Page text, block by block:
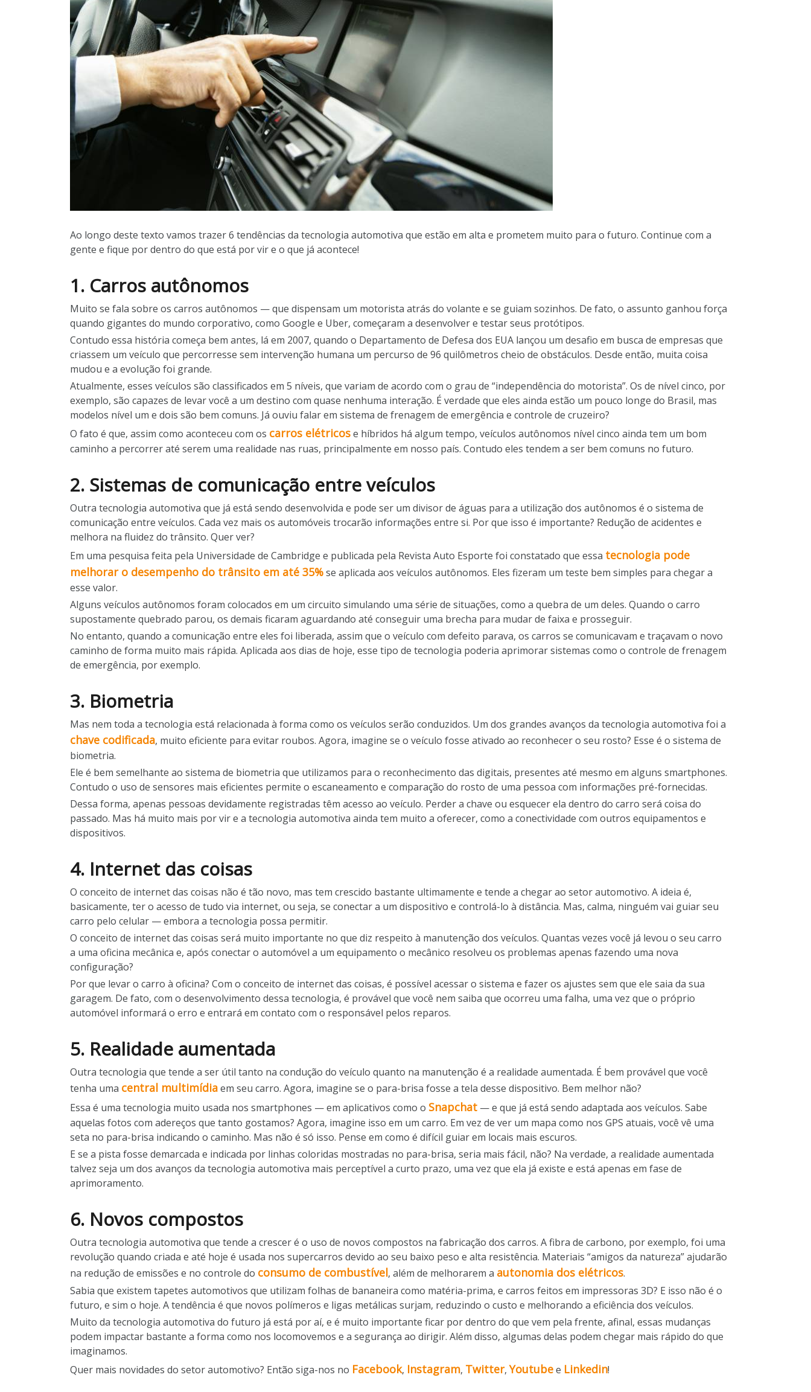
Ao longo deste texto vamos trazer 6 tendências da tecnologia automotiva que estão em alta e prometem muito para o futuro. Continue com a
gente e fique por dentro do que está por vir e o que já acontece!
1. Carros autônomos
Muito se fala sobre os carros autônomos — que dispensam um motorista atrás do volante e se guiam sozinhos. De fato, o assunto ganhou força
quando gigantes do mundo corporativo, como Google e Uber, começaram a desenvolver e testar seus protótipos.
Contudo essa história começa bem antes, lá em 2007, quando o Departamento de Defesa dos EUA lançou um desafio em busca de empresas que
criassem um veículo que percorresse sem intervenção humana um percurso de 96 quilômetros cheio de obstáculos. Desde então, muita coisa
mudou e a evolução foi grande.
Atualmente, esses veículos são classificados em 5 níveis, que variam de acordo com o grau de “independência do motorista”. Os de nível cinco, por
exemplo, são capazes de levar você a um destino com quase nenhuma interação. É verdade que eles ainda estão um pouco longe do Brasil, mas
modelos nível um e dois são bem comuns. Já ouviu falar em sistema de frenagem de emergência e controle de cruzeiro?
O fato é que, assim como aconteceu com os carros elétricose híbridos há algum tempo, veículos autônomos nível cinco ainda tem um bom
caminho a percorrer até serem uma realidade nas ruas, principalmente em nosso país. Contudo eles tendem a ser bem comuns no futuro.
2. Sistemas de comunicação entre veículos
Outra tecnologia automotiva que já está sendo desenvolvida e pode ser um divisor de águas para a utilização dos autônomos é o sistema de
comunicação entre veículos. Cada vez mais os automóveis trocarão informações entre si. Por que isso é importante? Redução de acidentes e
melhora na fluidez do trânsito. Quer ver?
Em uma pesquisa feita pela Universidade de Cambridge e publicada pela Revista Auto Esporte foi constatado que essa tecnologia pode
melhorar o desempenho do trânsito em até 35%se aplicada aos veículos autônomos. Eles fizeram um teste bem simples para chegar a
esse valor.
Alguns veículos autônomos foram colocados em um circuito simulando uma série de situações, como a quebra de um deles. Quando o carro
supostamente quebrado parou, os demais ficaram aguardando até conseguir uma brecha para mudar de faixa e prosseguir.
No entanto, quando a comunicação entre eles foi liberada, assim que o veículo com defeito parava, os carros se comunicavam e traçavam o novo
caminho de forma muito mais rápida. Aplicada aos dias de hoje, esse tipo de tecnologia poderia aprimorar sistemas como o controle de frenagem
de emergência, por exemplo.
3. Biometria
Mas nem toda a tecnologia está relacionada à forma como os veículos serão conduzidos. Um dos grandes avanços da tecnologia automotiva foi a
chave codificada, muito eficiente para evitar roubos. Agora, imagine se o veículo fosse ativado ao reconhecer o seu rosto? Esse é o sistema de
biometria.
Ele é bem semelhante ao sistema de biometria que utilizamos para o reconhecimento das digitais, presentes até mesmo em alguns smartphones.
Contudo o uso de sensores mais eficientes permite o escaneamento e comparação do rosto de uma pessoa com informações pré-fornecidas.
Dessa forma, apenas pessoas devidamente registradas têm acesso ao veículo. Perder a chave ou esquecer ela dentro do carro será coisa do
passado. Mas há muito mais por vir e a tecnologia automotiva ainda tem muito a oferecer, como a conectividade com outros equipamentos e
dispositivos.
4. Internet das coisas
O conceito de internet das coisas não é tão novo, mas tem crescido bastante ultimamente e tende a chegar ao setor automotivo. A ideia é,
basicamente, ter o acesso de tudo via internet, ou seja, se conectar a um dispositivo e controlá-lo à distância. Mas, calma, ninguém vai guiar seu
carro pelo celular — embora a tecnologia possa permitir.
O conceito de internet das coisas será muito importante no que diz respeito à manutenção dos veículos. Quantas vezes você já levou o seu carro
a uma oficina mecânica e, após conectar o automóvel a um equipamento o mecânico resolveu os problemas apenas fazendo uma nova
configuração?
Por que levar o carro à oficina? Com o conceito de internet das coisas, é possível acessar o sistema e fazer os ajustes sem que ele saia da sua
garagem. De fato, com o desenvolvimento dessa tecnologia, é provável que você nem saiba que ocorreu uma falha, uma vez que o próprio
automóvel informará o erro e entrará em contato com o responsável pelos reparos.
5. Realidade aumentada
Outra tecnologia que tende a ser útil tanto na condução do veículo quanto na manutenção é a realidade aumentada. É bem provável que você
tenha uma central multimídiaem seu carro. Agora, imagine se o para-brisa fosse a tela desse dispositivo. Bem melhor não?
Essa é uma tecnologia muito usada nos smartphones — em aplicativos como o Snapchat — e que já está sendo adaptada aos veículos. Sabe
aquelas fotos com adereços que tanto gostamos? Agora, imagine isso em um carro. Em vez de ver um mapa como nos GPS atuais, você vê uma
seta no para-brisa indicando o caminho. Mas não é só isso. Pense em como é difícil guiar em locais mais escuros.
E se a pista fosse demarcada e indicada por linhas coloridas mostradas no para-brisa, seria mais fácil, não? Na verdade, a realidade aumentada
talvez seja um dos avanços da tecnologia automotiva mais perceptível a curto prazo, uma vez que ela já existe e está apenas em fase de
aprimoramento.
6. Novos compostos
Outra tecnologia automotiva que tende a crescer é o uso de novos compostos na fabricação dos carros. A fibra de carbono, por exemplo, foi uma
revolução quando criada e até hoje é usada nos supercarros devido ao seu baixo peso e alta resistência. Materiais “amigos da natureza” ajudarão
na redução de emissões e no controle do consumo de combustível, além de melhorarem a autonomia dos elétricos.
Sabia que existem tapetes automotivos que utilizam folhas de bananeira como matéria-prima, e carros feitos em impressoras 3D? E isso não é o
futuro, e sim o hoje. A tendência é que novos polímeros e ligas metálicas surjam, reduzindo o custo e melhorando a eficiência dos veículos.
Muito da tecnologia automotiva do futuro já está por aí, e é muito importante ficar por dentro do que vem pela frente, afinal, essas mudanças
podem impactar bastante a forma como nos locomovemos e a segurança ao dirigir. Além disso, algumas delas podem chegar mais rápido do que
imaginamos.
Quer mais novidades do setor automotivo? Então siga-nos no Facebook, Instagram, Twitter,Youtubee Linkedin!